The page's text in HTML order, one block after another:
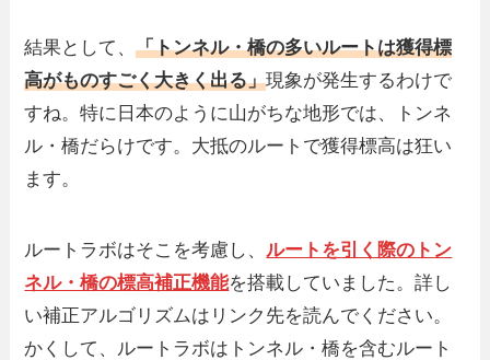
結果として、「トンネル・橋の多いルートは獲得標
高がものすごく大きく出る」現象が発生するわけで
すね。特に日本のように山がちな地形では、トンネ
ル・橋だらけです。大抵のルートで獲得標高は狂い
ます。
ルートラボはそこを考慮し、 ルートを引く際のトン
ネル・橋の標高補正機能を搭載していました。詳し
い補正アルゴリズムはリンク先を読んでください。
かくして、ルートラボはトンネル・橋を含むルート